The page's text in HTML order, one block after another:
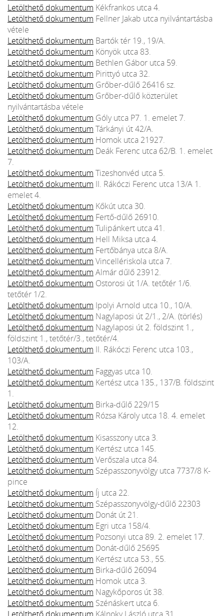
Letölthető dokumentum Kékfrankos utca 4.
Letölthető dokumentum Fellner Jakab utca nyilvántartásba
vétele
Letölthető dokumentum Bartók tér 19., 19/A.
Letölthető dokumentum Könyök utca 83.
Letölthető dokumentum Bethlen Gábor utca 59.
Letölthető dokumentum Pirittyó utca 32.
Letölthető dokumentum Grőber-dűlő 26416 sz.
Letölthető dokumentum Grőber-dűlő közterület
nyilvántartásba vétele
Letölthető dokumentum Góly utca P7. 1. emelet 7.
Letölthető dokumentum Tárkányi út 42/A.
Letölthető dokumentum Homok utca 21927.
Letölthető dokumentum Deák Ferenc utca 62/B. 1. emelet
7.
Letölthető dokumentum Tizeshonvéd utca 5.
Letölthető dokumentum II. Rákóczi Ferenc utca 13/A 1.
emelet 4.
Letölthető dokumentum Kőkút utca 30.
Letölthető dokumentum Fertő-dűlő 26910.
Letölthető dokumentum Tulipánkert utca 41.
Letölthető dokumentum Hell Miksa utca 4.
Letölthető dokumentum Fertőbánya utca 8/A.
Letölthető dokumentum Vincellériskola utca 7.
Letölthető dokumentum Almár dűlő 23912.
Letölthető dokumentum Ostorosi út 1/A. tetőtér 1/6.
tetőtér 1/2.
Letölthető dokumentum Ipolyi Arnold utca 10., 10/A.
Letölthető dokumentum Nagylaposi út 2/1., 2/A. (törlés)
Letölthető dokumentum Nagylaposi út 2. földszint 1.,
földszint 1., tetőtér/3., tetőtér/4.
Letölthető dokumentum II. Rákóczi Ferenc utca 103.,
103/A.
Letölthető dokumentum Faggyas utca 10.
Letölthető dokumentum Kertész utca 135., 137/B. földszint
1.
Letölthető dokumentum Birka-dűlő 229/15
Letölthető dokumentum Rózsa Károly utca 18. 4. emelet
12.
Letölthető dokumentum Kisasszony utca 3.
Letölthető dokumentum Kertész utca 145.
Letölthető dokumentum Verőszala utca 84.
Letölthető dokumentum Szépasszonyvölgy utca 7737/8 K-
pince
Letölthető dokumentum Íj utca 22.
Letölthető dokumentum Szépasszonyvölgy-dűlő 22303
Letölthető dokumentum Donát út 21.
Letölthető dokumentum Egri utca 158/4.
Letölthető dokumentum Pozsonyi utca 89. 2. emelet 17.
Letölthető dokumentum Donát-dűlő 25695
Letölthető dokumentum Kertész utca 53., 55.
Letölthető dokumentum Birka-dűlő 26094
Letölthető dokumentum Homok utca 3.
Letölthető dokumentum Nagykőporos út 38.
Letölthető dokumentum Szénáskert utca 6.
Letölthető dokumentum Kálnoky László utca 31.